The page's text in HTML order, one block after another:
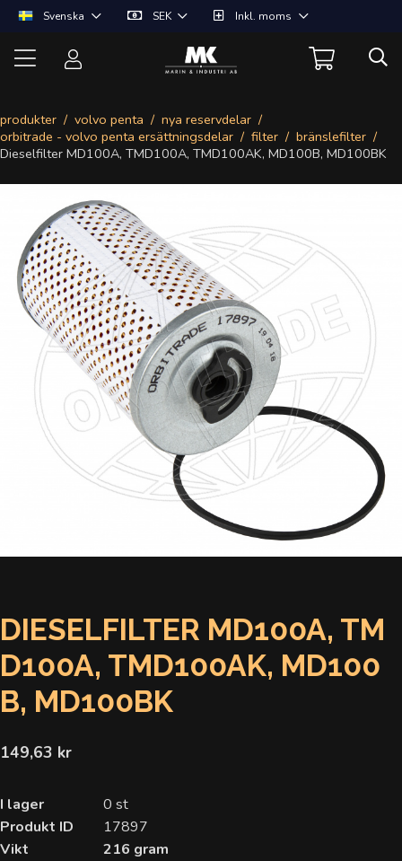
Svenska SEK Inkl. moms
produkter volvo penta
nya reservdelar
orbitrade - volvo penta ersättningsdelar
filter
bränslefilter
Dieselfilter MD100A, TMD100A, TMD100AK, MD100B, MD100BK
DIESELFILTER MD100A, TM
D100A, TMD100AK, MD100
B, MD100BK
149,63 kr
I lager
0 st
Produkt ID
17897
Vikt
216 gram